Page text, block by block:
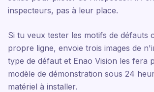
inspecteurs, pas à leur place.
Si tu veux tester les motifs de défauts
propre ligne, envoie trois images de
type de défaut et Enao Vision les fera
modèle de démonstration sous 24
matériel à installer.